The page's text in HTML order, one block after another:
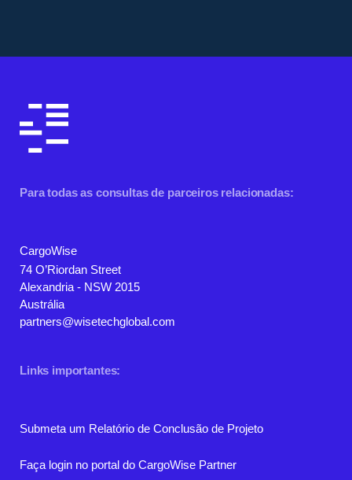
Para todas as consultas de parceiros relacionadas:
CargoWise
74 O’Riordan Street
Alexandria - NSW 2015
Austrália
partners@wisetechglobal.com
Links importantes:
Submeta um Relatório de Conclusão de Projeto
Faça login no portal do CargoWise Partner